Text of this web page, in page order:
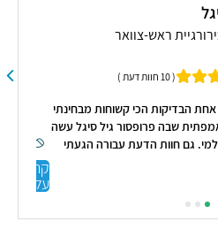
ראש-צוואר
( 10 חוות דעת )
הבדיקות הכי קשוחות מבחינתי
שבה פרופסור גיל סיגל עשה
גם חוות הדעת עבורה הגעתי
ברורה יותר לגבי החשש שהיה
קראו
עליי